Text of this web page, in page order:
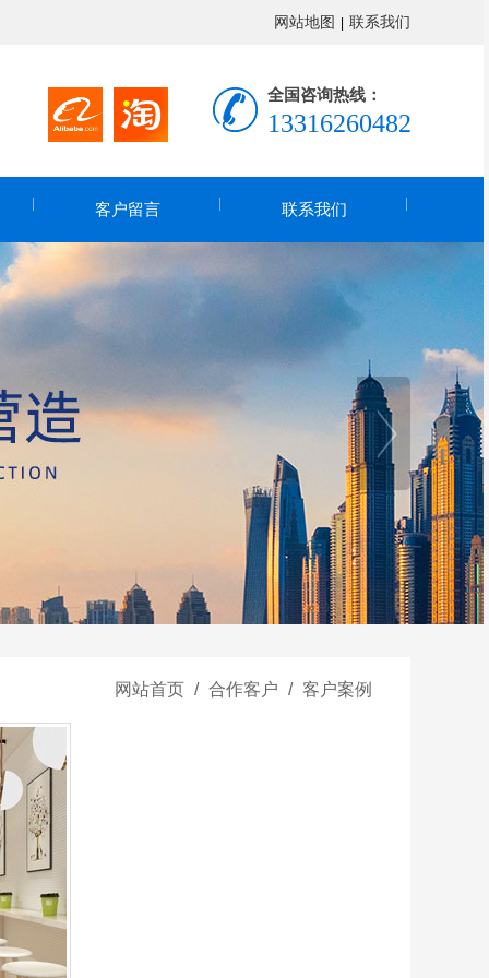
网站地图 联系我们
全国咨询热线：
13316260482
客户留言 联系我们
网站首页 / 合作客户 / 客户案例